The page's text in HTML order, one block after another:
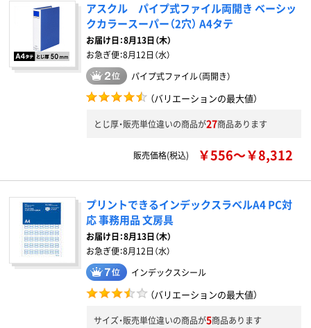
アスクル パイプ式ファイル両開き ベーシッ
クカラースーパー（2穴） A4タテ
お届け日：8月13日（木）
お急ぎ便：8月12日（水）
パイプ式ファイル（両開き）
（バリエーションの最大値）
とじ厚・販売単位違いの商品が27商品あります
販売価格(税込) ￥556～￥8,312
プリントできるインデックスラベルA4 PC対
応 事務用品 文房具
お届け日：8月13日（木）
お急ぎ便：8月12日（水）
インデックスシール
（バリエーションの最大値）
サイズ・販売単位違いの商品が5商品あります